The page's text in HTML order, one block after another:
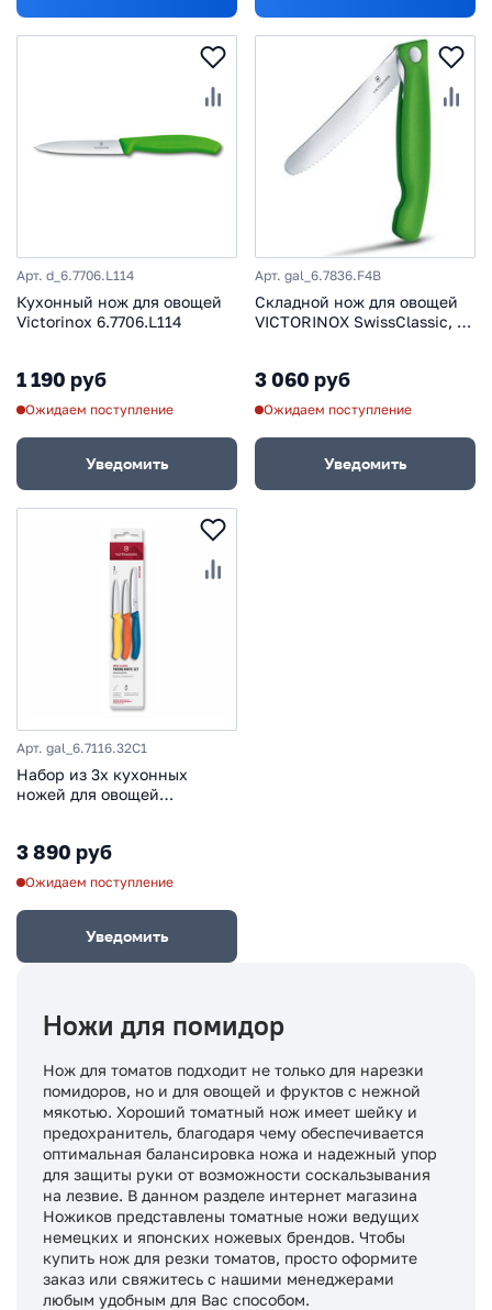
Арт. d_6.7706.L114
Кухонный нож для овощей
Victorinox 6.7706.L114
1 190 руб
Ожидаем поступление
Уведомить
Арт. gal_6.7836.F4B
Складной нож для овощей
VICTORINOX SwissClassic, 11
3 060 руб
Ожидаем поступление
Уведомить
Арт. gal_6.7116.32С1
Набор из 3х кухонных
ножей для овощей
рукоять пластик
3 890 руб
Ожидаем поступление
Уведомить
Ножи для помидор
Нож для томатов подходит не только для нарезки
помидоров, но и для овощей и фруктов с нежной
мякотью. Хороший томатный нож имеет шейку и
предохранитель, благодаря чему обеспечивается
оптимальная балансировка ножа и надежный упор
для защиты руки от возможности соскальзывания
на лезвие. В данном разделе интернет магазина
Ножиков представлены томатные ножи ведущих
немецких и японских ножевых брендов. Чтобы
купить нож для резки томатов, просто оформите
заказ или свяжитесь с нашими менеджерами
любым удобным для Вас способом.